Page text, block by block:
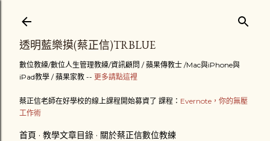
透明藍樂摸(蔡正信)TRBLUE
數位教練/數位人生管理教練/資訊顧問 / 蘋果傳教士 /Mac與iPhone與
iPad教學 / 蘋果家教 -- 更多請點這裡
蔡正信老師在好學校的線上課程開始募資了 課程： Evernote，你的無壓
工作術
首頁 教學文章目錄 關於蔡正信數位教練